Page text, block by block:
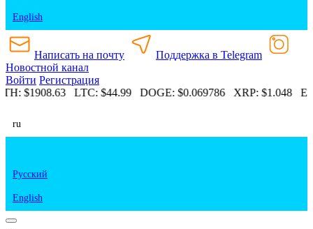
English
Написать на почту
Поддержка в Telegram
Новостной канал
Войти Регистрация
$1908.63 LTC:$44.99 DOGE:$0.069786 XRP:$1.048
ru
Русский
English